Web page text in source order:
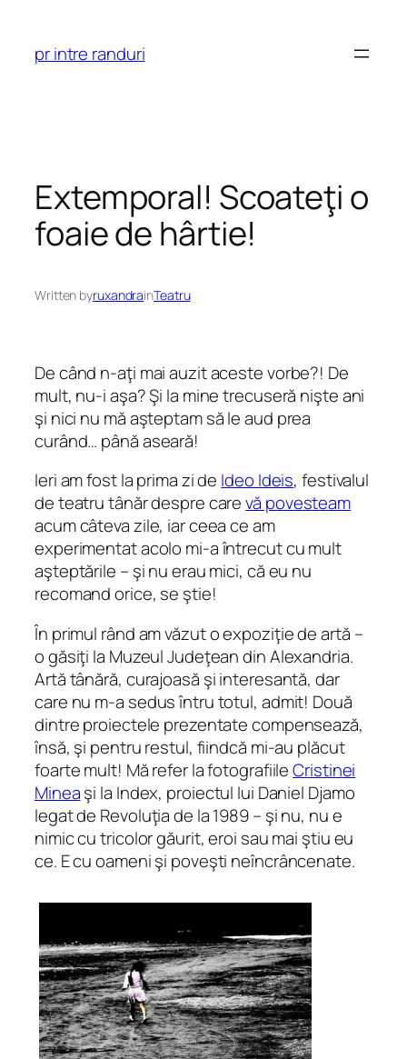
content
pr intre randuri
Extemporal! Scoateţi o
foaie de hârtie!
Written byruxandrainTeatru
De când n-aţi mai auzit aceste vorbe?! De
mult, nu-i aşa? Şi la mine trecuseră nişte ani
şi nici nu mă aşteptam să le aud prea
curând… până aseară!
Ieri am fost la prima zi de Ideo Ideis, festivalul
de teatru tânăr despre carevă povesteam
acum câteva zile, iar ceea ce am
experimentat acolo mi-a întrecut cu mult
aşteptările – şi nu erau mici, că eu nu
recomand orice, se ştie!
În primul rând am văzut o expoziţie de artă –
o găsiţi la Muzeul Judeţean din Alexandria.
Artă tânără, curajoasă şi interesantă, dar
care nu m-a sedus întru totul, admit! Două
dintre proiectele prezentate compensează,
însă, şi pentru restul, fiindcă mi-au plăcut
foarte mult! Mă refer la fotografiileCristinei
Mineaşi la Index, proiectul lui Daniel Djamo
legat de Revoluţia de la 1989 – şi nu, nu e
nimic cu tricolor găurit, eroi sau mai ştiu eu
ce. E cu oameni şi poveşti neîncrâncenate.